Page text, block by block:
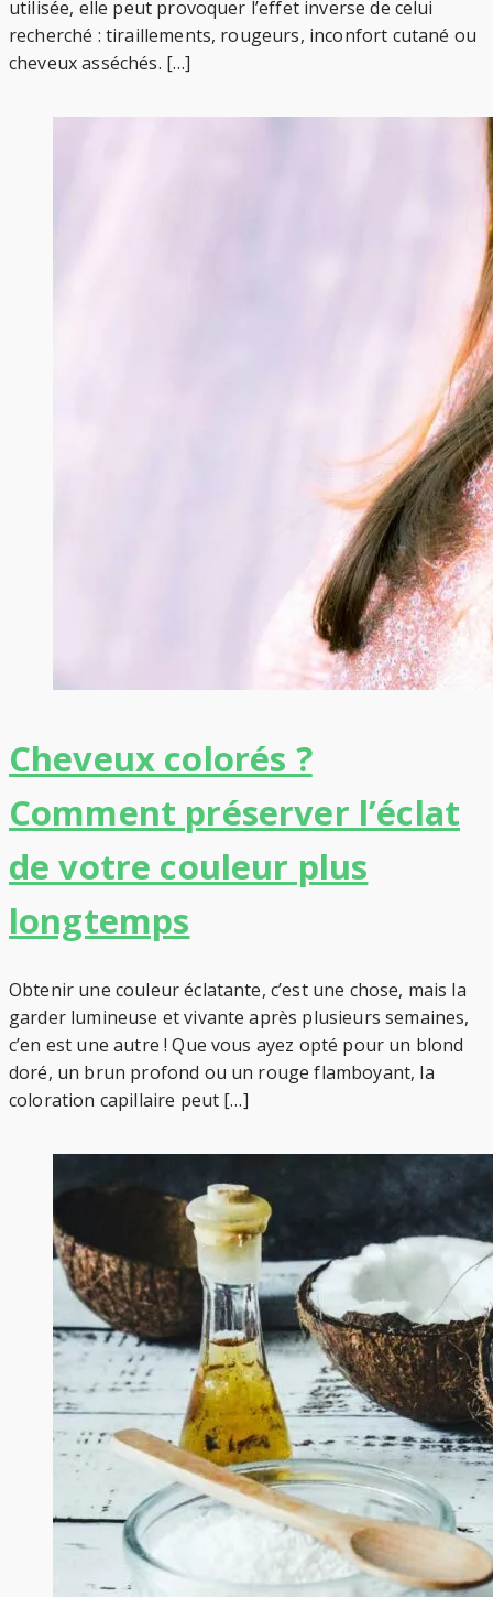
utilisée, elle peut provoquer l’effet inverse de celui
recherché : tiraillements, rougeurs, inconfort cutané ou
cheveux asséchés. […]
Cheveux colorés ?
Comment préserver l’éclat
de votre couleur plus
longtemps
Obtenir une couleur éclatante, c’est une chose, mais la
garder lumineuse et vivante après plusieurs semaines,
c’en est une autre ! Que vous ayez opté pour un blond
doré, un brun profond ou un rouge flamboyant, la
coloration capillaire peut […]